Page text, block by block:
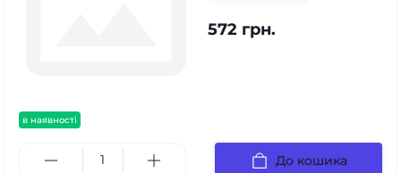
в наявності
572 грн.
До кошика